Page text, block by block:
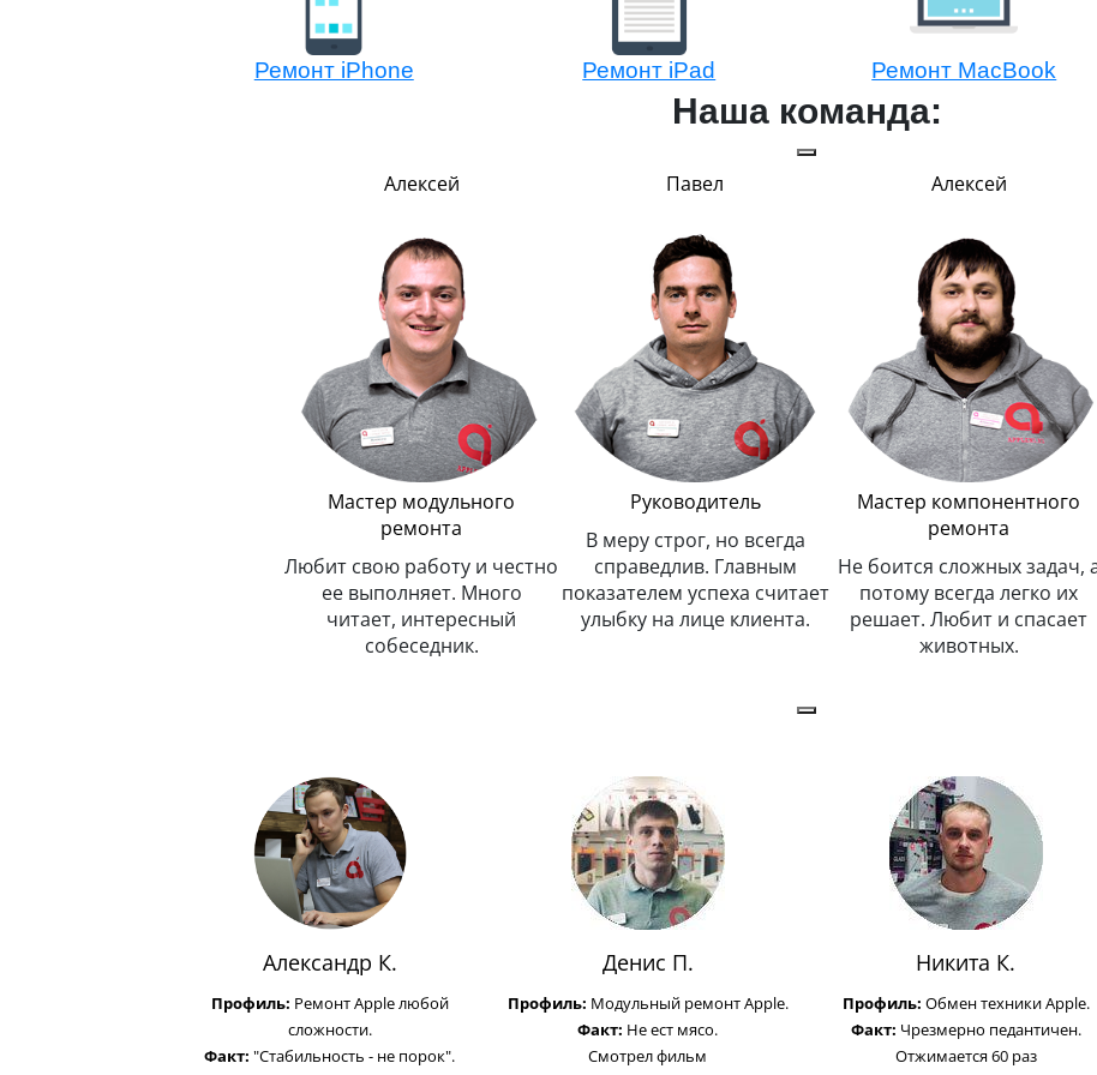
Ремонт iPhone Ремонт iPad Ремонт MacBook
Наша команда:
Павел
Руководитель
В меру строг, но всегда
справедлив. Главным
показателем успеха считает
улыбку на лице клиента.
Алексей
Мастер компонентного
Не боится сложных задач, а
потому всегда легко их
решает. Любит и спасает
Александр
Мастер модульного
ремонта
Настоящий профессионал,
считает нормой полную
самоотдачу. Классно играет
на синтезаторе.
Александр К.
Профиль: Ремонт Apple любой
сложности.
Факт: "Стабильность - не порок".
Денис П.
Профиль: Модульный ремонт Apple.
Факт: Не ест мясо.
Смотрел фильм
Никита К.
Профиль: Обмен техники Apple.
Факт: Чрезмерно педантичен.
Отжимается 60 раз